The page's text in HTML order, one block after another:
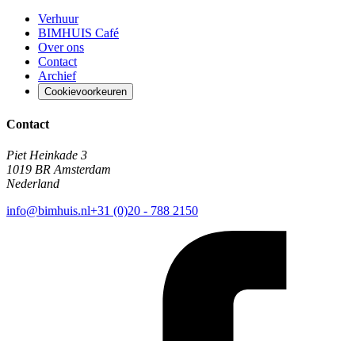
Verhuur
BIMHUIS Café
Over ons
Contact
Archief
Cookievoorkeuren
Contact
Piet Heinkade 3
1019 BR Amsterdam
Nederland
info@bimhuis.nl+31 (0)20 - 788 2150